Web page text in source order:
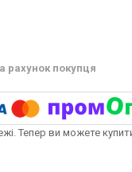
рахунок покупця
Тепер ви можете